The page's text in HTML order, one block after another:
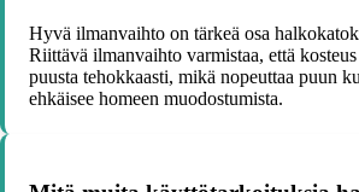
Hyvä ilmanvaihto on tärkeä osa
Riittävä ilmanvaihto varmistaa, että kosteus
puusta tehokkaasti, mikä nopeuttaa puun
ehkäisee homeen muodostumista.